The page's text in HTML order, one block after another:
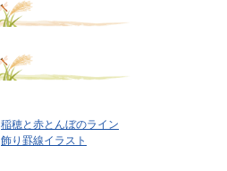
稲穂と赤とんぼのライン
飾り罫線イラスト